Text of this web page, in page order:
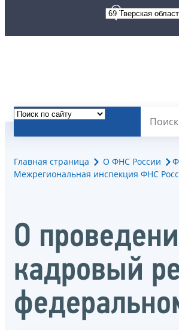
Главная страница О ФНС России
Межрегиональная инспекция ФНС
О
кадровый